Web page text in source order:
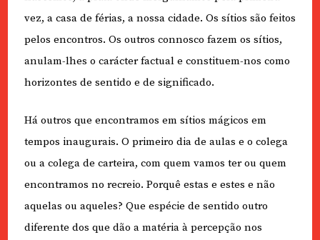
vez, a casa de férias, a nossa cidade. Os sítios são feitos
pelos encontros. Os outros connosco fazem os sítios,
anulam-lhes o carácter factual e constituem-nos como
horizontes de sentido e de significado.
Há outros que encontramos em sítios mágicos em
tempos inaugurais. O primeiro dia de aulas e o colega
ou a colega de carteira, com quem vamos ter ou quem
encontramos no recreio. Porquê estas e estes e não
aquelas ou aqueles? Que espécie de sentido outro
diferente dos que dão a matéria à percepção nos